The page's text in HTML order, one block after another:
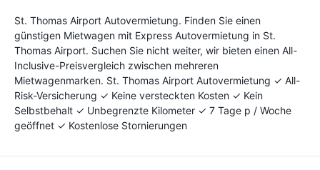
St. Thomas Airport Autovermietung. Finden Sie einen
günstigen Mietwagen mit Express Autovermietung in St.
Thomas Airport. Suchen Sie nicht weiter, wir bieten einen All-
Inclusive-Preisvergleich zwischen mehreren
Mietwagenmarken. St. Thomas Airport Autovermietung ✓ All-
Risk-Versicherung ✓ Keine versteckten Kosten ✓ Kein
Selbstbehalt ✓ Unbegrenzte Kilometer ✓ 7 Tage p / Woche
geöffnet ✓ Kostenlose Stornierungen